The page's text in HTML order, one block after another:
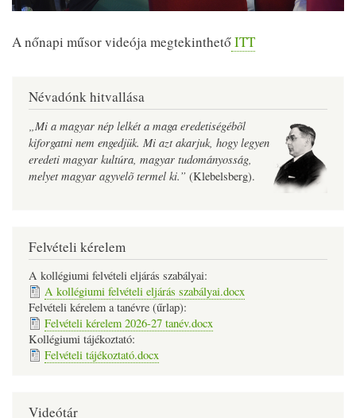
A nőnapi műsor videója megtekinthetőITT
Névadónk hitvallása
„Mi a magyar nép lelkét a maga eredetiségébõl
kiforgatni nem engedjük. Mi azt akarjuk, hogy legyen
eredeti magyar kultúra, magyar tudományosság,
melyet magyar agyvelõ termel ki.” (Klebelsberg).
Felvételi kérelem
A kollégiumi felvételi eljárás szabályai:
A kollégiumi felvételi eljárás szabályai.docx
Felvételi kérelem a tanévre (űrlap):
Felvételi kérelem 2026-27 tanév.docx
Kollégiumi tájékoztató:
Felvételi tájékoztató.docx
Videótár